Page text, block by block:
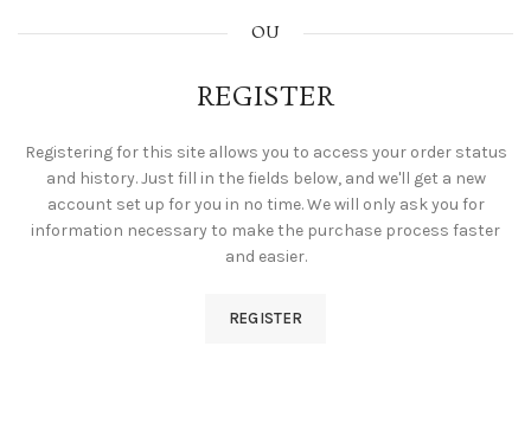
OU
REGISTER
Registering for this site allows you to access your order status
and history. Just fill in the fields below, and we'll get a new
account set up for you in no time. We will only ask you for
information necessary to make the purchase process faster
and easier.
REGISTER